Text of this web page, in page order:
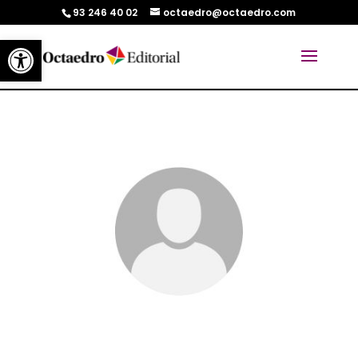
Abrir barra de herramientas
93 246 40 02 octaedro@octaedro.com